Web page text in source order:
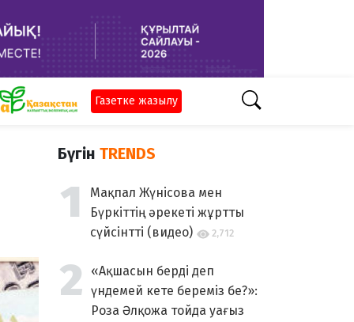
Газетке жазылу
Бүгін TRENDS
Мақпал Жүнісова мен
Бүркіттің әрекеті жұртты
сүйсінтті (видео)
2,712
«Ақшасын берді деп
үндемей кете береміз бе?»:
Роза Әлқожа тойда уағыз